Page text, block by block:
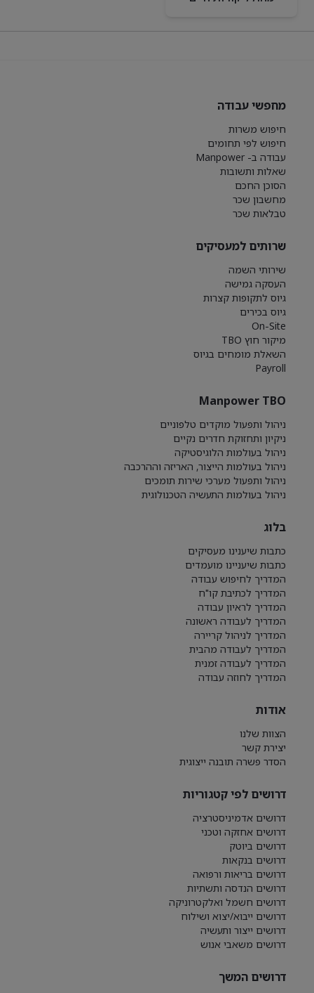
מחפשי עבודה
חיפוש משרות
חיפוש לפי תחומים
עבודה ב- Manpower
שאלות ותשובות
הסוכן החכם
מחשבון שכר
טבלאות שכר
שרותים למעסיקים
שירותי השמה
העסקה גמישה
גיוס לתקופות קצרות
גיוס בכירים
On-Site
מיקור חוץ TBO
השאלת מומחים בגיוס
Payroll
Manpower TBO
ניהול ותפעול מוקדים טלפוניים
ניקיון ותחזוקת חדרים נקיים
ניהול בעולמות הלוגיסטיקה
ניהול בעולמות הייצור, האריזה וההרכבה
ניהול ותפעול מערכי שירות תומכים
ניהול בעולמות התעשיה הטכנולוגית
בלוג
כתבות שיענינו מעסיקים
כתבות שיעניינו מועמדים
המדריך לחיפוש עבודה
המדריך לכתיבת קו"ח
המדריך לראיון עבודה
המדריך לעבודה ראשונה
המדריך לניהול קריירה
המדריך לעבודה מהבית
המדריך לעבודה זמנית
המדריך לחוזה עבודה
אודות
הצוות שלנו
יצירת קשר
הסדר פשרה תובנה ייצוגית
דרושים לפי קטגוריות
דרושים אדמיניסטרציה
דרושים אחזקה וטכני
דרושים ביוטק
דרושים בנקאות
דרושים בריאות ורפואה
דרושים הנדסה ותשתיות
דרושים חשמל ואלקטרוניקה
דרושים ייבוא/יצוא ושילוח
דרושים ייצור ותעשיה
דרושים משאבי אנוש
דרושים המשך